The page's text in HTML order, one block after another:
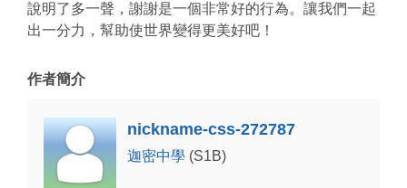
說明了多一聲，謝謝是一個非常好的行為。讓我們一起
出一分力，幫助使世界變得更美好吧！
作者簡介
nickname-css-272787
迦密中學 (S1B)